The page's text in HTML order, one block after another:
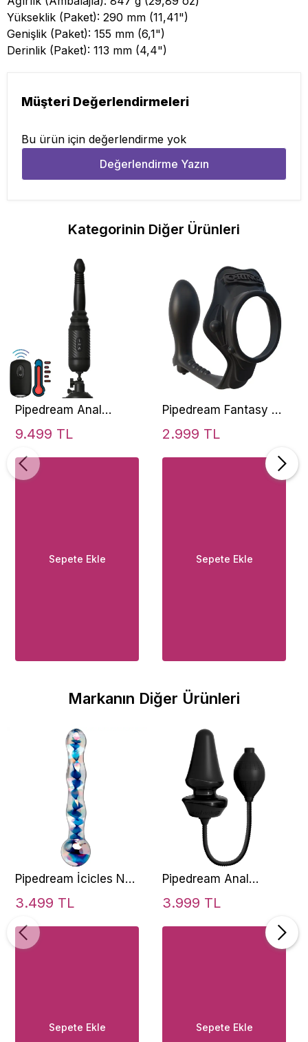
Yükseklik (Paket): 290 mm (11,41")
Genişlik (Paket): 155 mm (6,1")
Derinlik (Paket): 113 mm (4,4")
Müşteri Değerlendirmeleri
Bu ürün için değerlendirme yok
Değerlendirme Yazın
Kategorinin Diğer Ürünleri
Pipedream Anal
Fantasy Collection
Thruster İleri Geri
Hareketli Vibratör
9.499 TL
Sepete Ekle
Pipedream Fantasy C-
Ringz Rock Hard Ass
2.999 TL
Sepete Ekle
Markanın Diğer Ürünleri
Pipedream İcicles No.
8 Hand Blown Glass
3.499 TL
Sepete Ekle
Pipedream Anal
Fantasy Elite
Silicone Şişirilebilir
3.999 TL
Sepete Ekle